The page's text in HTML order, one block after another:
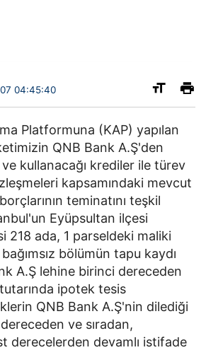
04:45:40
Platformuna (KAP) yapılan
QNB Bank A.Ş'den
kullanacağı krediler ile türev
kapsamındaki mevcut
teminatını teşkil
Eyüpsultan ilçesi
218 ada, 1 parseldeki maliki
bölümün tapu kaydı
A.Ş lehine birinci dereceden
ipotek tesis
QNB Bank A.Ş'nin dilediği
ve sıradan,
derecelerden devamlı istifade